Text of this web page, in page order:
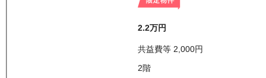
2.2万円
共益費等 2,000円
2階